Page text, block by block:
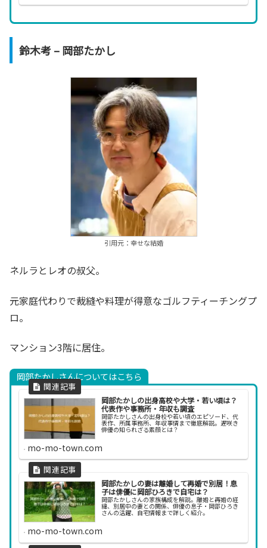
鈴木考 – 岡部たかし
引用元：幸せな結婚
ネルラとレオの叔父。
元家庭代わりで裁縫や料理が得意なゴルフティーチングプ
ロ。
マンション3階に居住。
岡部たかしさんについてはこちら
岡部たかしの出身高校や大学・若い頃は？
代表作や事務所・年収も調査
岡部たかしさんの出身校や若い頃のエピソード、代
表作、所属事務所、年収事情まで徹底解説。遅咲き
俳優の知られざる素顔とは？
mo-mo-town.com
岡部たかしの妻は離婚して再婚で別居！息
子は俳優に岡部ひろきで自宅は？
岡部たかしさんの家族構成を解説。離婚と再婚の経
緯、別居中の妻との関係、俳優の息子・岡部ひろき
さんの活躍、自宅情報まで詳しく紹介。
mo-mo-town.com